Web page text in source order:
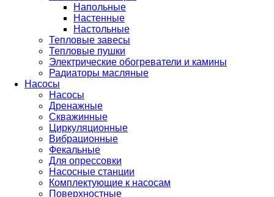
Напольные
Настенные
Настольные
Тепловые завесы
Тепловые пушки
Электрические обогреватели и камины
Радиаторы масляные
Насосы
Насосы
Дренажные
Скважинные
Циркуляционные
Вибрационные
Фекальные
Для опрессовки
Насосные станции
Комплектующие к насосам
Поверхностные